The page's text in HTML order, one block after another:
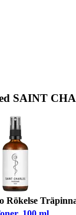
SAINT
Rökelse